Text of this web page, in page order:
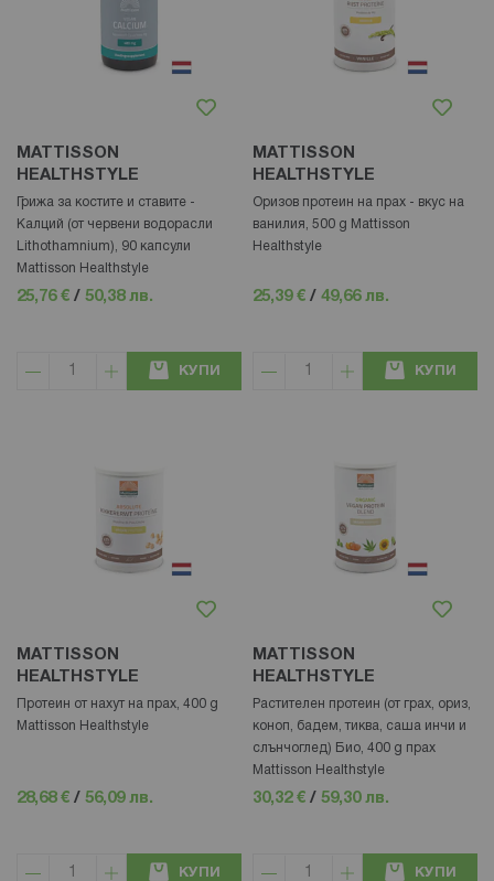
MATTISSON
HEALTHSTYLE
Грижа за костите и ставите -
Калций (от червени водорасли
Lithothamnium), 90 капсули
Mattisson Healthstyle
25,76 € / 50,38 лв.
КУПИ
MATTISSON
HEALTHSTYLE
Оризов протеин на прах - вкус на
ванилия, 500 g Mattisson
Healthstyle
25,39 € / 49,66 лв.
КУПИ
MATTISSON
HEALTHSTYLE
Протеин от нахут на прах, 400 g
Mattisson Healthstyle
28,68 € / 56,09 лв.
КУПИ
MATTISSON
HEALTHSTYLE
Растителен протеин (от грах, ориз,
коноп, бадем, тиква, саша инчи и
слънчоглед) Био, 400 g прах
Mattisson Healthstyle
30,32 € / 59,30 лв.
КУПИ